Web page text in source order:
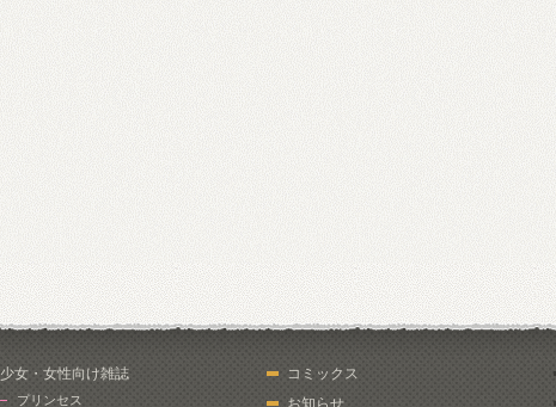
少女・女性向け雑誌
プリンセス
コミックス
お知らせ